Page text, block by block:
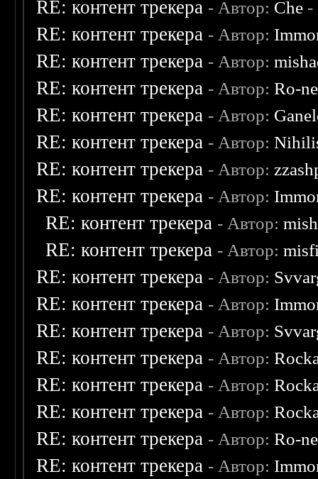
RE: контент трекера - Автор: Che -
RE: контент трекера - Автор:
RE: контент трекера - Автор:
RE: контент трекера - Автор:Ro-
RE: контент трекера - Автор:
RE: контент трекера - Автор:
RE: контент трекера - Автор:
RE: контент трекера - Автор:
RE: контент трекера - Автор:
RE: контент трекера - Автор:
RE: контент трекера - Автор:
RE: контент трекера - Автор:
RE: контент трекера - Автор:
RE: контент трекера - Автор:
RE: контент трекера - Автор:
RE: контент трекера - Автор:
RE: контент трекера - Автор:Ro-
RE: контент трекера - Автор: